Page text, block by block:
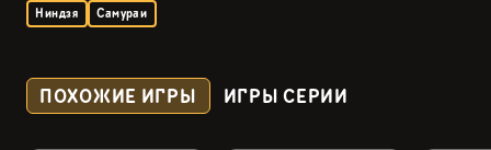
Ниндзя
Самураи
ПОХОЖИЕ ИГРЫ ИГРЫ СЕРИИ